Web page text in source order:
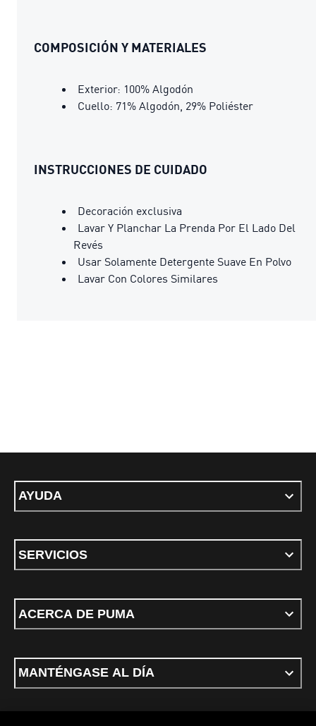
COMPOSICIÓN Y MATERIALES
Exterior: 100% Algodón
Cuello: 71% Algodón, 29% Poliéster
INSTRUCCIONES DE CUIDADO
Decoración exclusiva
Lavar Y Planchar La Prenda Por El Lado Del
Revés
Usar Solamente Detergente Suave En Polvo
Lavar Con Colores Similares
AYUDA
SERVICIOS
ACERCA DE PUMA
MANTÉNGASE AL DÍA